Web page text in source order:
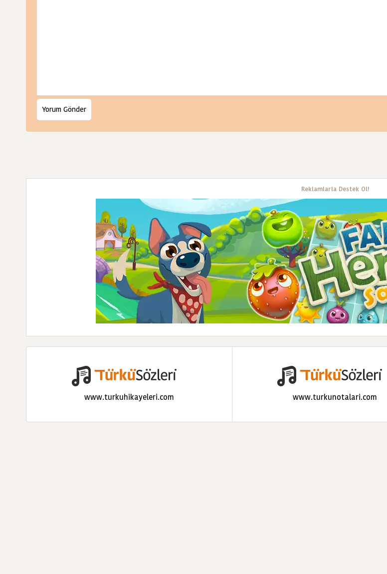
Reklamlarla Destek Ol!
www.turkuhikayeleri.com www.turkunotalari.com